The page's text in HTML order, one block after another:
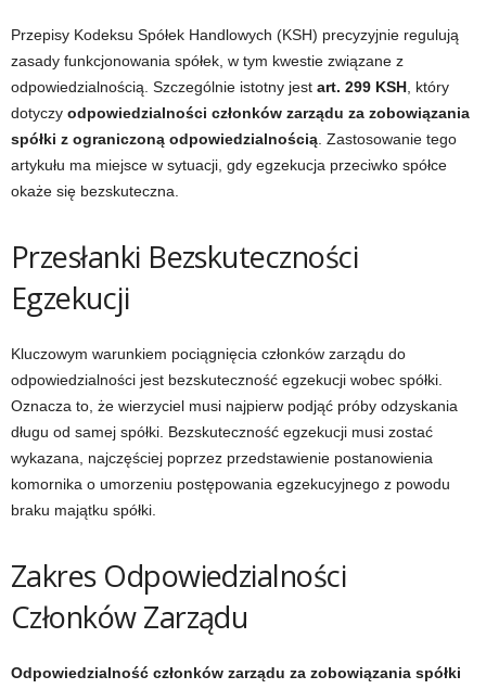
Przepisy Kodeksu Spółek Handlowych (KSH) precyzyjnie regulują
zasady funkcjonowania spółek, w tym kwestie związane z
odpowiedzialnością. Szczególnie istotny jest art. 299 KSH , który
dotyczy odpowiedzialności członków zarządu za zobowiązania
spółki z ograniczoną odpowiedzialnością . Zastosowanie tego
artykułu ma miejsce w sytuacji, gdy egzekucja przeciwko spółce
okaże się bezskuteczna.
Przesłanki Bezskuteczności
Egzekucji
Kluczowym warunkiem pociągnięcia członków zarządu do
odpowiedzialności jest bezskuteczność egzekucji wobec spółki.
Oznacza to, że wierzyciel musi najpierw podjąć próby odzyskania
długu od samej spółki. Bezskuteczność egzekucji musi zostać
wykazana, najczęściej poprzez przedstawienie postanowienia
komornika o umorzeniu postępowania egzekucyjnego z powodu
braku majątku spółki.
Zakres Odpowiedzialności
Członków Zarządu
Odpowiedzialność członków zarządu za zobowiązania spółki